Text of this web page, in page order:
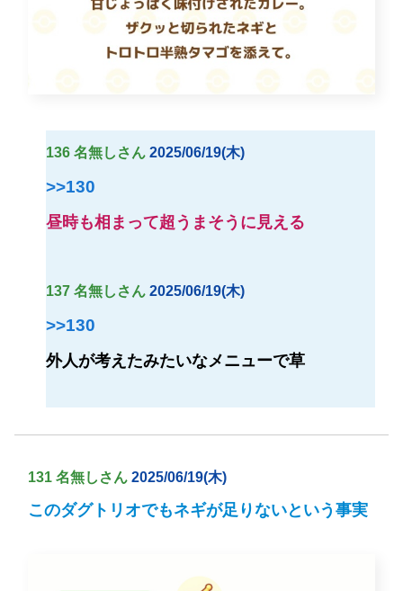
136 名無しさん 2025/06/19(木)
>>130
昼時も相まって超うまそうに見える
137 名無しさん 2025/06/19(木)
>>130
外人が考えたみたいなメニューで草
131 名無しさん 2025/06/19(木)
このダグトリオでもネギが足りないという事実